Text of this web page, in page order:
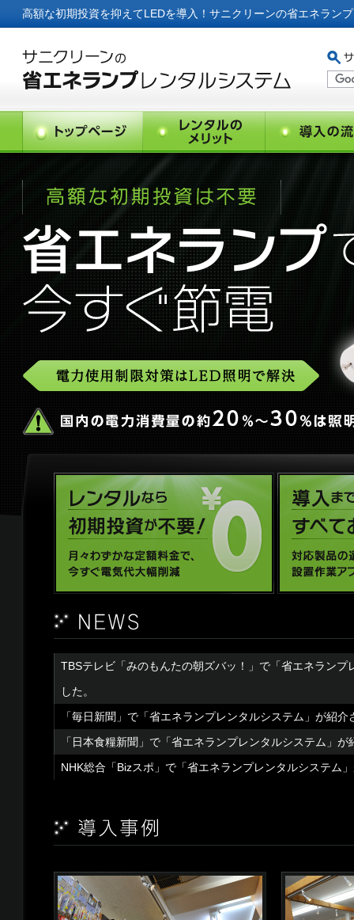
高額な初期投資を抑えてLEDを導入！サニクリーンの省エネラン
TBSテレビ「みのもんたの朝ズバッ！」で「省エネランプ
した。
「毎日新聞」で「省エネランプレンタルシステム」が紹介
「日本食糧新聞」で「省エネランプレンタルシステム」が
NHK総合「Bizスポ」で「省エネランプレンタルシステム